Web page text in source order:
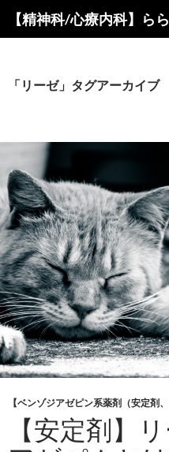
キ
プ
「リーゼ」タグアーカイブ
【ベンゾジアゼピン系薬剤（安定剤、
【安定剤】